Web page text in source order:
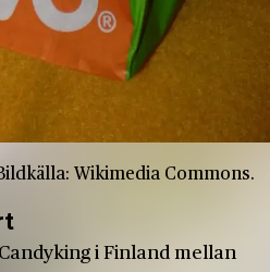
Wikimedia Commons.
i Finland mellan